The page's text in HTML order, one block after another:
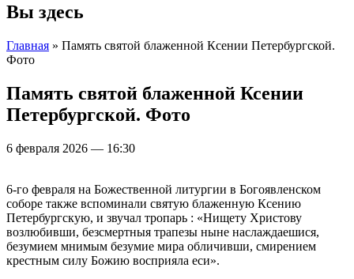
Вы здесь
Главная » Память святой блаженной Ксении Петербургской.
Фото
Память святой блаженной Ксении
Петербургской. Фото
6 февраля 2026 — 16:30
6-го февраля на Божественной литургии в Богоявленском
соборе также вспоминали святую блаженную Ксению
Петербургскую, и звучал тропарь : «Нищету Христову
возлюбивши, безсмертныя трапезы ныне наслаждаешися,
безумием мнимым безумие мира обличивши, смирением
крестным силу Божию восприяла еси».